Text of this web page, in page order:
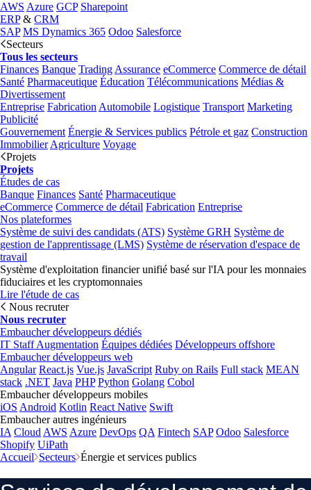
AWS Azure GCP Sharepoint
ERP& CRM
SAP MS Dynamics 365 Odoo Salesforce
Secteurs
Tous les secteurs
Finances Banque Trading Assurance eCommerce Commerce de détail
Santé Pharmaceutique Éducation Télécommunications Médias &
Divertissement
Entreprise Fabrication Automobile Logistique Transport Marketing
Publicité
Gouvernement Énergie & Services publics Pétrole et gaz Construction
Immobilier Agriculture Voyage
Projets
Projets
Études de cas
Banque Finances Santé Pharmaceutique
eCommerce Commerce de détail Fabrication Entreprise
Nos plateformes
Système de suivi des candidats (ATS) Système GRH Système de
gestion de l'apprentissage (LMS) Système de réservation d'espace de
travail
Système d'exploitation financier unifié basé sur l'IA pour les monnaies
fiduciaires et les cryptomonnaies
Lire l'étude de cas
Nous recruter
Nous recruter
Embaucher développeurs dédiés
IT Staff Augmentation Équipes dédiées Développeurs offshore
Embaucher développeurs web
Angular React.js Vue.js JavaScript Ruby on Rails Full stack MEAN
stack .NET Java PHP Python Golang Cobol
Embaucher développeurs mobiles
iOS Android Kotlin React Native Swift
Embaucher autres ingénieurs
IA Cloud AWS Azure DevOps QA Fintech SAP Odoo Salesforce
Shopify UiPath
Accueil Secteurs Énergie et services publics